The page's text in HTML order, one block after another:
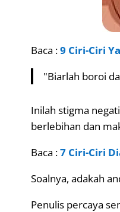
Baca :9 Ciri-Ciri
"Biarlah boroi
Inilah stigma
berlebihan dan
Baca :7 Ciri-Ciri
Soalnya, adakah
Penulis percaya